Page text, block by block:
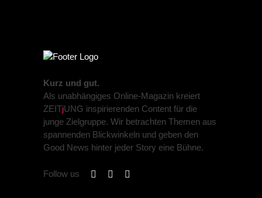
Kurz und gut.
Als unabhängiges Online-Magazin kreiert
ZEITjUNG inspirierenden Content für die
junge Zielgruppe. Wir betrachten Themen aus
spannenden Blickwinkeln und geben den
Good News hinter jeder Story eine Bühne.
Follow us